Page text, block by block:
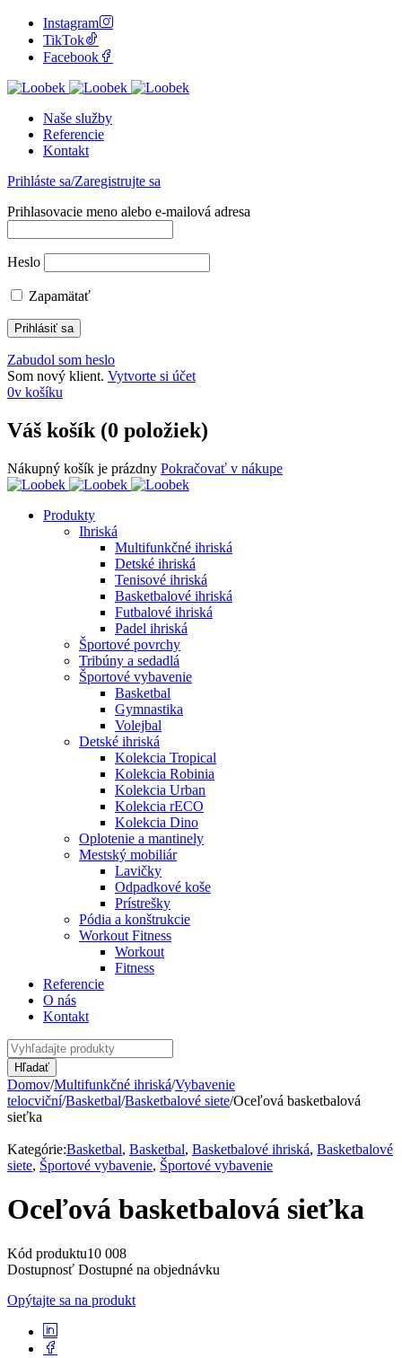
Instagram
TikTok
Facebook
Naše služby
Referencie
Kontakt
Prihláste sa/Zaregistrujte sa
Prihlasovacie meno alebo e-mailová adresa
Heslo
Zapamätať
Zabudol som heslo
Som nový klient. Vytvorte si účet
0v košíku
Váš košík (0 položiek)
Nákupný košík je prázdny Pokračovať v nákupe
Produkty
Ihriská
Multifunkčné ihriská
Detské ihriská
Tenisové ihriská
Basketbalové ihriská
Futbalové ihriská
Padel ihriská
Športové povrchy
Tribúny a sedadlá
Športové vybavenie
Basketbal
Gymnastika
Volejbal
Detské ihriská
Kolekcia Tropical
Kolekcia Robinia
Kolekcia Urban
Kolekcia rECO
Kolekcia Dino
Oplotenie a mantinely
Mestský mobiliár
Lavičky
Odpadkové koše
Prístrešky
Pódia a konštrukcie
Workout Fitness
Workout
Fitness
Referencie
O nás
Kontakt
Domov/Multifunkčné ihriská/Vybavenie
telocviční/Basketbal/Basketbalové siete/Oceľová basketbalová
sieťka
Kategórie:Basketbal, Basketbal, Basketbalové ihriská, Basketbalové
siete, Športové vybavenie, Športové vybavenie
Oceľová basketbalová sieťka
Kód produktu10 008
Dostupnosť Dostupné na objednávku
Opýtajte sa na produkt